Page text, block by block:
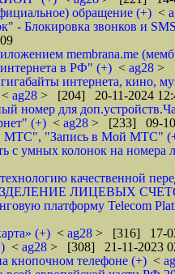
обращение (+) <
- Блокировка звонков и
membrana.me
в РФ" (+) < ag28 >
интернета, кино,
< ag28 > [204] 20-11-2024
номер для
(+) < ag28 > [233] 09-
МТС", "Запись в Мой МТС"
с умных колонок на номера
качественной
ЛИЦЕВЫХ
платформу Telecom
(+) < ag28 > [316] 17-
< ag28 > [308] 21-11-2023
кнопочном телефоне (+) <